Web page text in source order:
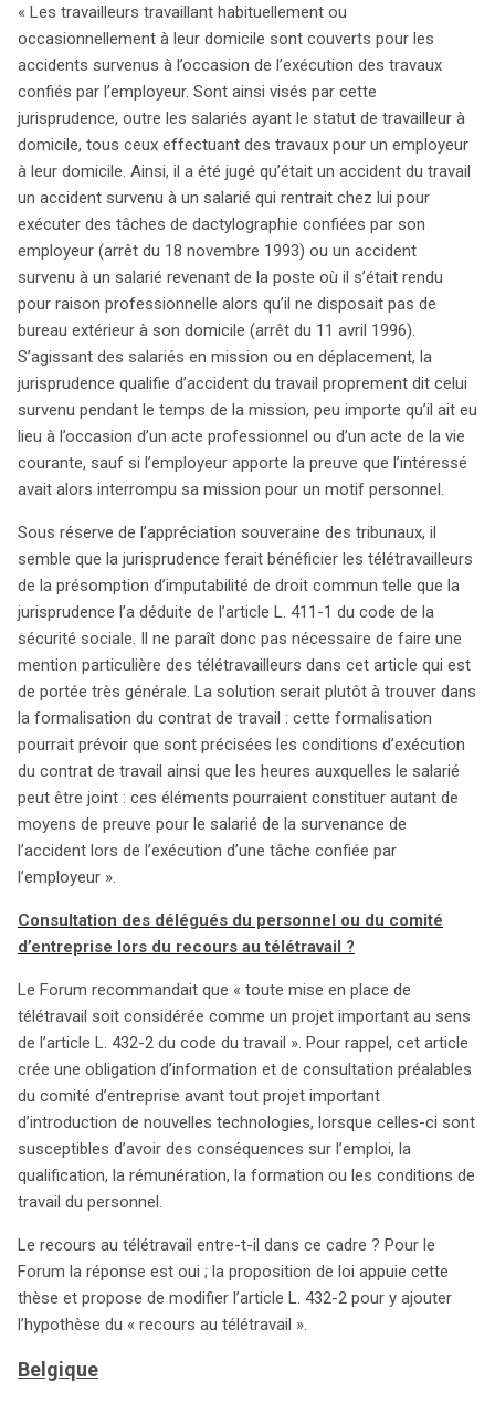
« Les travailleurs travaillant habituellement ou
occasionnellement à leur domicile sont couverts pour les
accidents survenus à l’occasion de l’exécution des travaux
confiés par l’employeur. Sont ainsi visés par cette
jurisprudence, outre les salariés ayant le statut de travailleur à
domicile, tous ceux effectuant des travaux pour un employeur
à leur domicile. Ainsi, il a été jugé qu’était un accident du travail
un accident survenu à un salarié qui rentrait chez lui pour
exécuter des tâches de dactylographie confiées par son
employeur (arrêt du 18 novembre 1993) ou un accident
survenu à un salarié revenant de la poste où il s’était rendu
pour raison professionnelle alors qu’il ne disposait pas de
bureau extérieur à son domicile (arrêt du 11 avril 1996).
S’agissant des salariés en mission ou en déplacement, la
jurisprudence qualifie d’accident du travail proprement dit celui
survenu pendant le temps de la mission, peu importe qu’il ait eu
lieu à l’occasion d’un acte professionnel ou d’un acte de la vie
courante, sauf si l’employeur apporte la preuve que l’intéressé
avait alors interrompu sa mission pour un motif personnel.
Sous réserve de l’appréciation souveraine des tribunaux, il
semble que la jurisprudence ferait bénéficier les télétravailleurs
de la présomption d’imputabilité de droit commun telle que la
jurisprudence l’a déduite de l’article L. 411-1 du code de la
sécurité sociale. Il ne paraît donc pas nécessaire de faire une
mention particulière des télétravailleurs dans cet article qui est
de portée très générale. La solution serait plutôt à trouver dans
la formalisation du contrat de travail : cette formalisation
pourrait prévoir que sont précisées les conditions d’exécution
du contrat de travail ainsi que les heures auxquelles le salarié
peut être joint : ces éléments pourraient constituer autant de
moyens de preuve pour le salarié de la survenance de
l’accident lors de l’exécution d’une tâche confiée par
l’employeur ».
Consultation des délégués du personnel ou du comité
d’entreprise lors du recours au télétravail ?
Le Forum recommandait que « toute mise en place de
télétravail soit considérée comme un projet important au sens
de l’article L. 432-2 du code du travail ». Pour rappel, cet article
crée une obligation d’information et de consultation préalables
du comité d’entreprise avant tout projet important
d’introduction de nouvelles technologies, lorsque celles-ci sont
susceptibles d’avoir des conséquences sur l’emploi, la
qualification, la rémunération, la formation ou les conditions de
travail du personnel.
Le recours au télétravail entre-t-il dans ce cadre ? Pour le
Forum la réponse est oui ; la proposition de loi appuie cette
thèse et propose de modifier l’article L. 432-2 pour y ajouter
l’hypothèse du « recours au télétravail ».
Belgique